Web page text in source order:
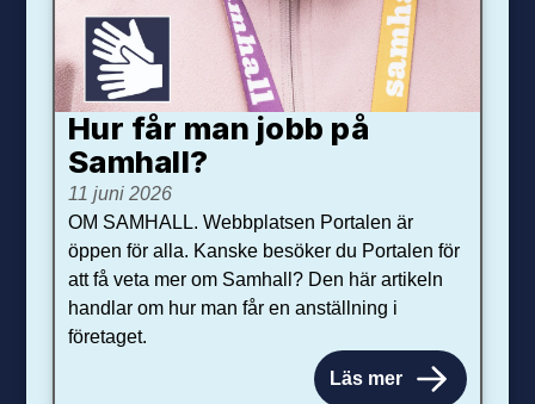
Hur får man jobb på
Samhall?
11 juni 2026
OM SAMHALL. Webbplatsen Portalen är
öppen för alla. Kanske besöker du Portalen för
att få veta mer om Samhall? Den här artikeln
handlar om hur man får en anställning i
företaget.
Läs mer